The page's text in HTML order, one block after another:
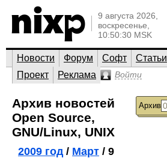
9 августа 2026,
воскресенье,
10:50:30 MSK
Новости Форум Софт Статьи
Проект
Реклама Войти
Архив
Архив новостей
Open Source,
GNU/Linux, UNIX
2009 год/ Март / 9